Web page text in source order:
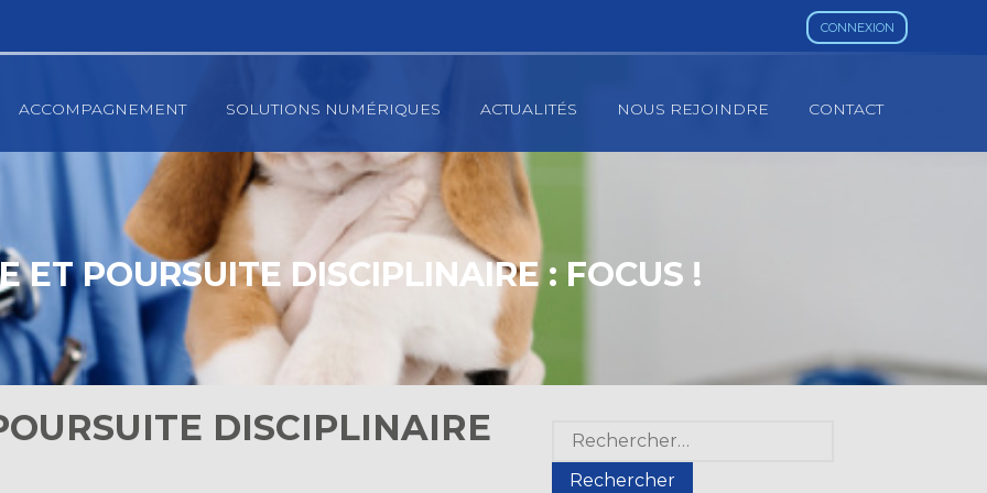
CONNEXION
ACCOMPAGNEMENT SOLUTIONS NUMÉRIQUES ACTUALITÉS NOUS REJOINDRE CONTACT
ET POURSUITE DISCIPLINAIRE : FOCUS !
DISCIPLINAIRE
Blog
sidebar
Rechercher :